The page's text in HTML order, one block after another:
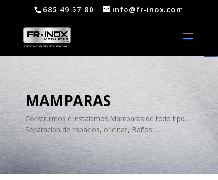
685 49 57 80 info@fr-inox.com
MAMPARAS
Construimos e instalamos Mamparas de todo tipo.
Separación de espacios, oficinas, Baños…..